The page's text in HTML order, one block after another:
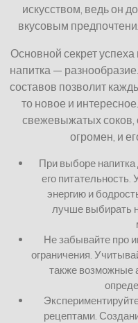
искусством, ведь он
вкусовым
Основной секрет
напитка —
составов позволит
то новое и
свежевыжатых соков,
огромен, и
При выборе
его питательность.
энергию и
лучше выбирать
Не забывайте про
ограничения.
также возможные
рецептами.